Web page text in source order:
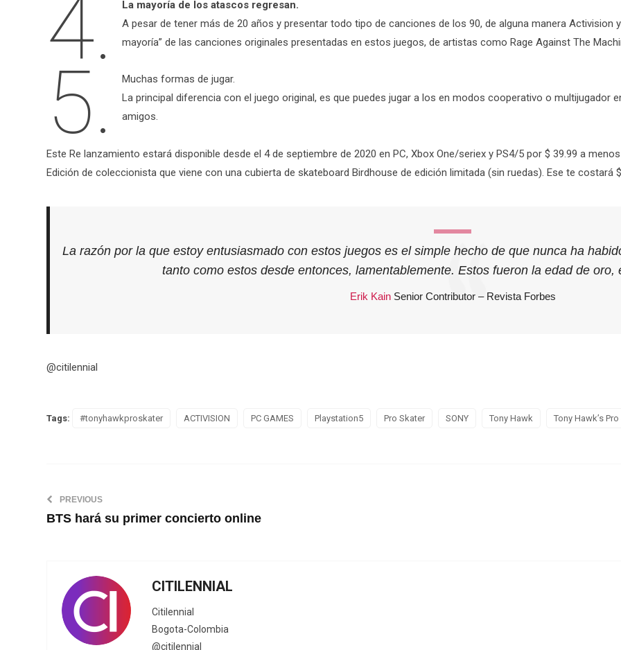
4.
La mayoría de los atascos regresan.
A pesar de tener más de 20 años y presentar todo tipo de canciones de los 90, de alguna manera Activision
mayoría” de las canciones originales presentadas en estos juegos, de artistas como Rage Against The
5.
Muchas formas de jugar.
La principal diferencia con el juego original, es que puedes jugar a los en modos cooperativo o multijugador
amigos.
Este Re lanzamiento estará disponible desde el 4 de septiembre de 2020 en PC, Xbox One/seriex y PS4/5 por $ 39.99 a
Edición de coleccionista que viene con una cubierta de skateboard Birdhouse de edición limitada (sin ruedas). Ese te costará
La razón por la que estoy entusiasmado con estos juegos es el simple hecho de que nunca ha
tanto como estos desde entonces, lamentablemente. Estos fueron la edad de oro,
Erik KainSenior Contributor – Revista Forbes
@citilennial
Tags: #tonyhawkproskater ACTIVISION PC GAMES Playstation5 Pro Skater SONY Tony Hawk Tony Hawk’s
PREVIOUS
BTS hará su primer concierto online
CITILENNIAL
Citilennial
Bogota-Colombia
@citilennial